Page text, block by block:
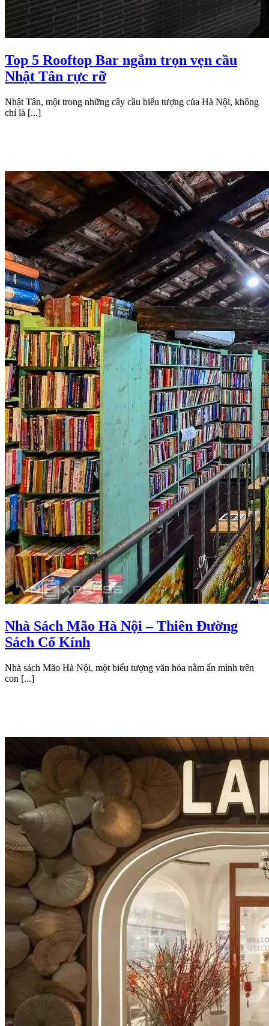
Top 5 Rooftop Bar ngắm trọn vẹn cầu
Nhật Tân rực rỡ
Nhật Tân, một trong những cây cầu biểu tượng của Hà Nội, không
chỉ là [...]
Nhà Sách Mão Hà Nội – Thiên Đường
Sách Cổ Kính
Nhà sách Mão Hà Nội, một biểu tượng văn hóa nằm ẩn mình trên
con [...]